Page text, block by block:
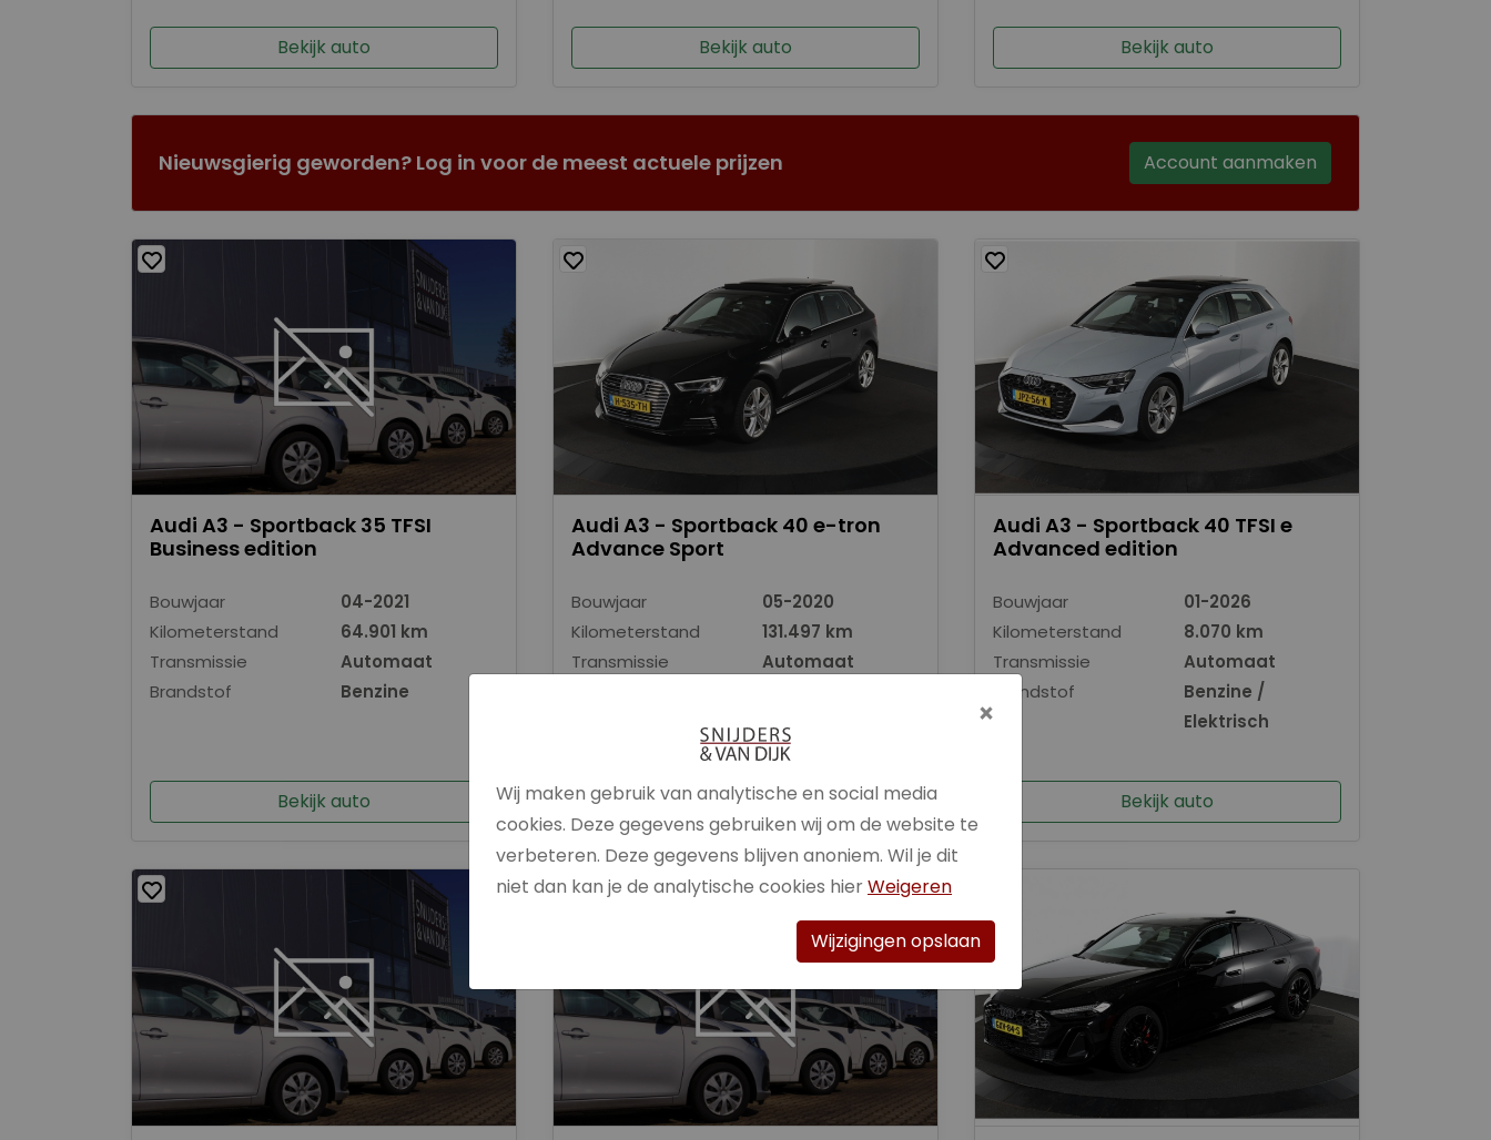
Bekijk auto Bekijk auto Bekijk auto
Nieuwsgierig geworden? Log in voor de meest actuele prijzen Account aanmaken
Audi A3 - Sportback 35 TFSI
Business edition
Bouwjaar
04-2021
Kilometerstand
64.901 km
Transmissie
Automaat
Brandstof
Benzine
Bekijk auto
Audi A3 - Sportback 40 e-tron
Advance Sport
Bouwjaar
05-2020
Kilometerstand
131.497 km
Transmissie
Automaat
Elektrisch
Bekijk auto
Audi A3 - Sportback 40 TFSI e
Advanced edition
Bouwjaar
01-2026
Kilometerstand
8.070 km
Transmissie
Automaat
Brandstof
Benzine /
Elektrisch
Bekijk auto
×
Wij maken gebruik van analytische en social media
cookies. Deze gegevens gebruiken wij om de website te
verbeteren. Deze gegevens blijven anoniem. Wil je dit
niet dan kan je de analytische cookies hierWeigeren
Wijzigingen opslaan